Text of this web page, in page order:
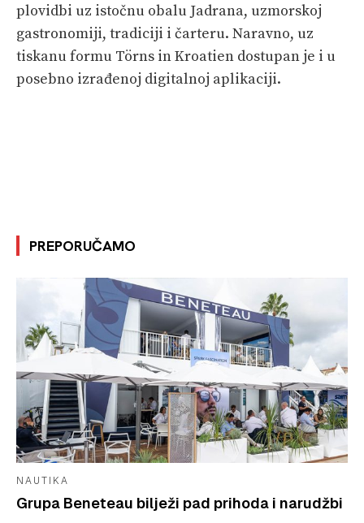
plovidbi uz istočnu obalu Jadrana, uzmorskoj
gastronomiji, tradiciji i čarteru. Naravno, uz
tiskanu formu Törns in Kroatien dostupan je i u
posebno izrađenoj digitalnoj aplikaciji.
PREPORUČAMO
NAUTIKA
Grupa Beneteau bilježi pad prihoda i narudžbi